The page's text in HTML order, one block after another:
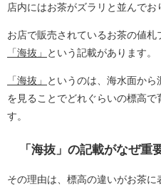
店内にはお茶がズラリと並んでお
お店で販売されているお茶の値
「 海抜」 という 記載があります。
「海抜」 というのは、 海水面から
を見ることでどれぐらいの標高
す。
「海抜」の記載がなぜ重
その理由は、標高の違いがお茶に